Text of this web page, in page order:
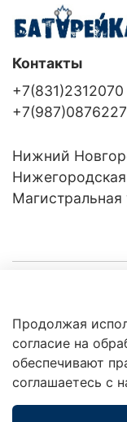
Клиентам
Это интересно
Контакты
+7(831)2312070
+7(987)0876227
Нижний
Магистральная
Продолжая
согласие на
обеспечивают
соглашаетесь с